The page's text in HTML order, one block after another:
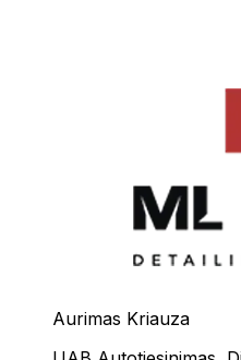
Aurimas Kriauza